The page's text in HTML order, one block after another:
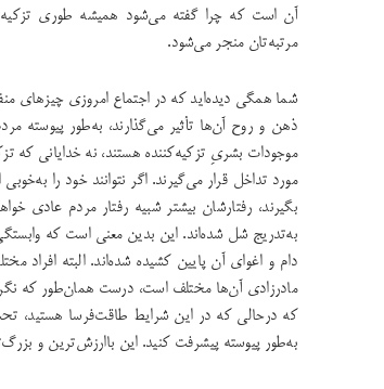
آن است که چرا گفته می‌شود همیشه طوری تزکیه
مرتبه‌تان منجر می‌شود.
شما همگی دیده‌اید که در اجتماع امروزی چیزهای
ذهن و روح آن‌ها تأثیر می‌گذارند، به‌طور پیوسته
موجودات بشری‌ِ تزکیه‌کننده هستند، نه خدایانی که
مورد تداخل قرار می‌گیرند. اگر نتوانند خود را
بگیرند، رفتارشان بیشتر شبیه رفتار مردم عادی
به‌تدریج شل شده‌اند. این بدین معنی است که
دام و اغوای آن پایین کشیده شده‌اند. البته افراد
مادرزادی آن‌ها مختلف است، درست همان‌طور که
که درحالی که در این شرایط طاقت‌فرسا هستید،‌
به‌طور پیوسته پیشرفت کنید. این باارزش‌ترین و